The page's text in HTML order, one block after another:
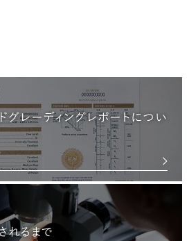
グレーディングレポートについ
れるまで